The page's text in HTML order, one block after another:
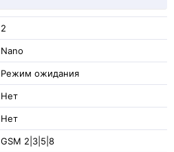
2
Nano
Режим ожидания
Нет
Нет
GSM 2|3|5|8